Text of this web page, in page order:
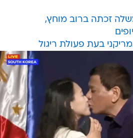
זכתה ברוב מוחץ,
בעת פעולת ריגול